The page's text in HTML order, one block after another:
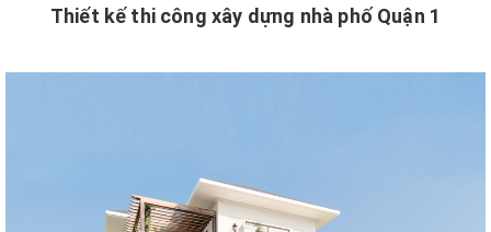
Thiết kế thi công xây dựng nhà phố Quận 1